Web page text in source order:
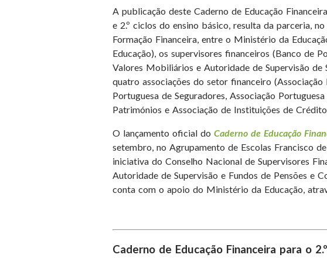
A publicação deste Caderno de Educação
e 2.º ciclos do ensino básico, resulta da parceria,
Formação Financeira, entre o Ministério da
Educação), os supervisores financeiros (Banco de
Valores Mobiliários e Autoridade de Supervisão de
quatro associações do setor financeiro (Associação
Portuguesa de Seguradores, Associação
Patrimónios e Associação de Instituições de Crédito
O lançamento oficial do Caderno de Educação
setembro, no Agrupamento de Escolas Francisco
iniciativa do Conselho Nacional de Supervisores
Autoridade de Supervisão e Fundos de Pensões e
conta com o apoio do Ministério da Educação,
Caderno de Educação Financeira para o